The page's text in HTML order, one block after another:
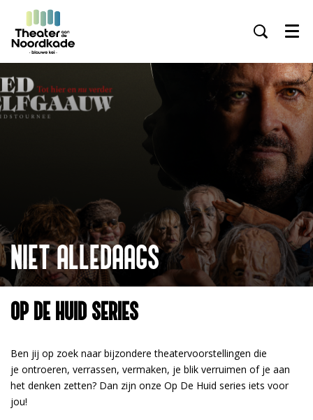
Menu
NIET ALLEDAAGS
OP DE HUID SERIES
Ben jij op zoek naar bijzondere theatervoorstellingen die
je ontroeren, verrassen, vermaken, je blik verruimen of je aan
het denken zetten? Dan zijn onze Op De Huid series iets voor
jou!
Inzoomen